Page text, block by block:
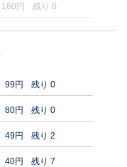
160円 残り 0
99円 残り 0
80円 残り 0
49円 残り 2
40円 残り 7